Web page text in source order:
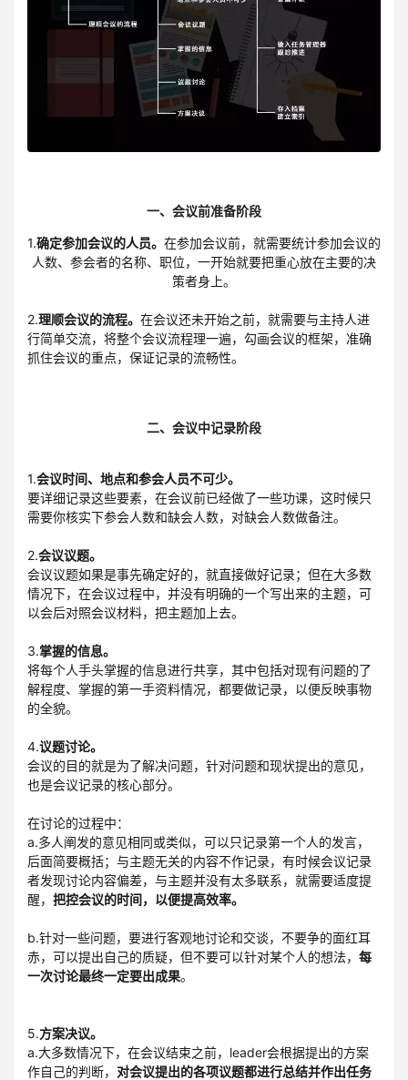
一、会议前准备阶段
1.确定参加会议的人员。 在参加会议前，就需要统计参加会议的
人数、参会者的名称、职位，一开始就要把重心放在主要的决
策者身上。
2.理顺会议的流程。 在会议还未开始之前，就需要与主持人进
行简单交流，将整个会议流程理一遍，勾画会议的框架，准确
抓住会议的重点，保证记录的流畅性。
二、会议中记录阶段
1.会议时间、地点和参会人员不可少。
要详细记录这些要素，在会议前已经做了一些功课，这时候只
需要你核实下参会人数和缺会人数，对缺会人数做备注。
2.会议议题。
会议议题如果是事先确定好的，就直接做好记录；但在大多数
情况下，在会议过程中，并没有明确的一个写出来的主题，可
以会后对照会议材料，把主题加上去。
3.掌握的信息。
将每个人手头掌握的信息进行共享，其中包括对现有问题的了
解程度、掌握的第一手资料情况，都要做记录，以便反映事物
的全貌。
4.议题讨论。
会议的目的就是为了解决问题，针对问题和现状提出的意见，
也是会议记录的核心部分。
在讨论的过程中：
a.多人阐发的意见相同或类似，可以只记录第一个人的发言，
后面简要概括；与主题无关的内容不作记录，有时候会议记录
者发现讨论内容偏差，与主题并没有太多联系，就需要适度提
醒， 把控会议的时间，以便提高效率。
b.针对一些问题，要进行客观地讨论和交谈，不要争的面红耳
赤，可以提出自己的质疑，但不要可以针对某个人的想法， 每
一次讨论最终一定要出成果。
5.方案决议。
a.大多数情况下，在会议结束之前，leader会根据提出的方案
作自己的判断， 对会议提出的各项议题都进行总结并作出任务